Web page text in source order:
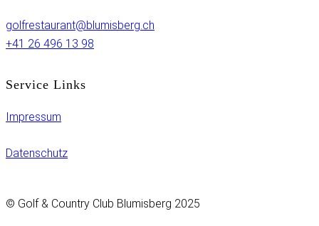
golfrestaurant@blumisberg.ch
+41 26 496 13 98
Service Links
Impressum
Datenschutz
© Golf & Country Club Blumisberg 2025